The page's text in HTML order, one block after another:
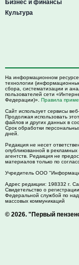
Бизнес и финансы
Культура
На информационном
технологии
сбора, систематизации и
пользователей сети
Федерации)». Правила
Сайт использует сервисы
Продолжая использовать
файлов и других данных в
Срок обработки
дней.
Редакция не несет
опубликованной в
агентств. Редакция не
материалов только по
Учредитель ООО
Адрес редакции: 198332 г.
Свидетельство о
Федеральной службой по
массовых коммуникаций
© 2026. "Первый